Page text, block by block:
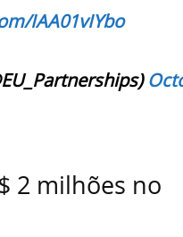
IAA01vIYbo
2 milhões no